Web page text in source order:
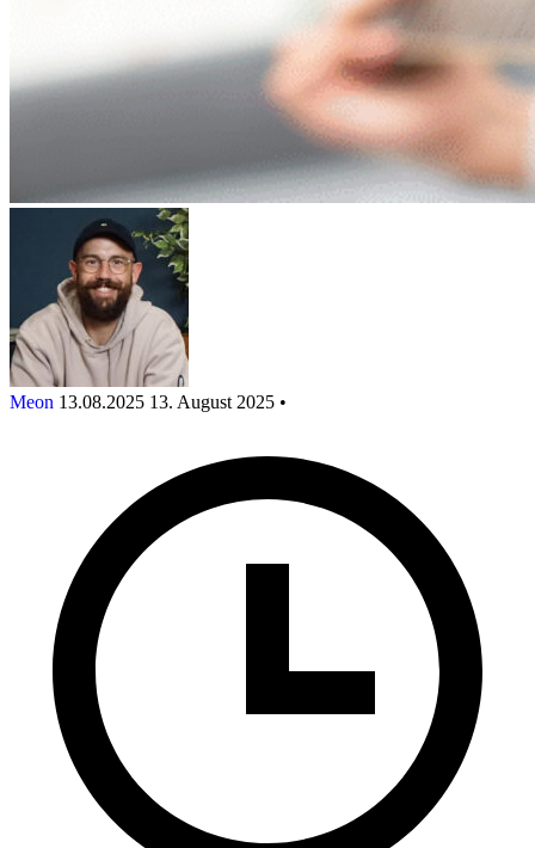
Meon 13.08.2025 13. August 2025 •